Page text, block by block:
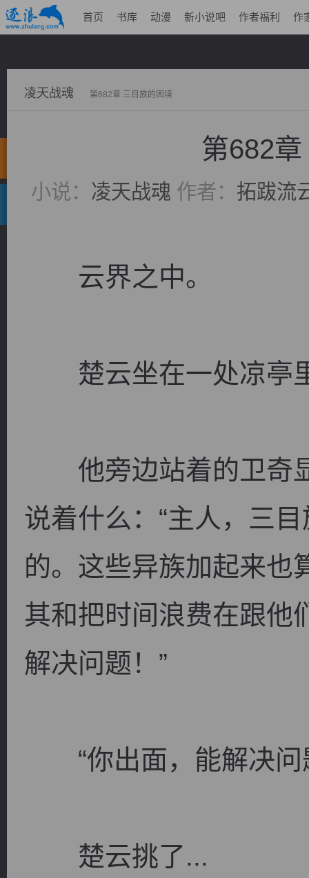
首页 书库 动漫 新小说吧 作者福利 作
凌天战魂 第682章 三目族的困境
第682
小说： 凌天战魂 作者： 拓跋流
云界之中。
楚云坐在一处凉亭
他旁边站着的卫奇
说着什么：“主人，三
的。这些异族加起来也
其和把时间浪费在跟他
解决问题！”
“你出面，能解决问
楚云挑了...